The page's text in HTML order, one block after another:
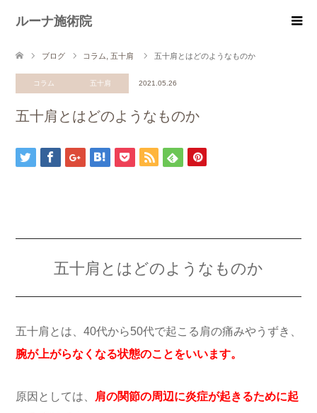
ルーナ施術院
ブログ コラム 五十肩 五十肩とはどのようなものか
コラム 五十肩 2021.05.26
五十肩とはどのようなものか
五十肩とはどのようなものか
五十肩とは、40代から50代で起こる肩の痛みやうずき、
腕が上がらなくなる状態のことをいいます。
原因としては、
肩の関節の周辺に炎症が起きるために起